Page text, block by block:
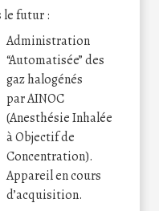
le futur :
Administration
“Automatisée” des
gaz halogénés
par AINOC
(Anesthésie Inhalée
à Objectif de
Concentration).
Appareil en cours
d’acquisition.